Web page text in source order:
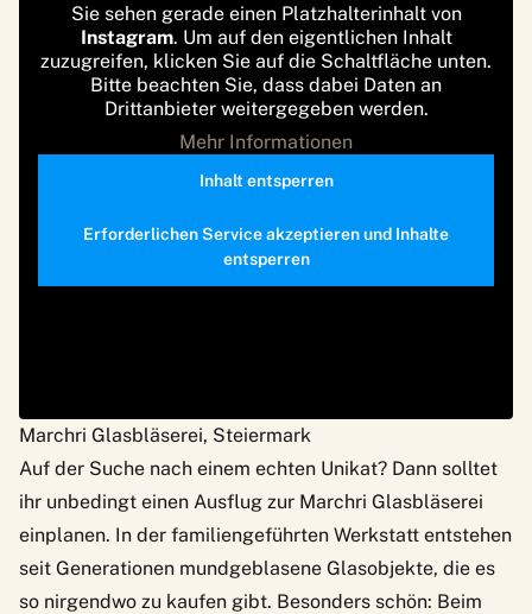
Sie sehen gerade einen Platzhalterinhalt von
Instagram. Um auf den eigentlichen Inhalt
zuzugreifen, klicken Sie auf die Schaltfläche unten.
Bitte beachten Sie, dass dabei Daten an
Drittanbieter weitergegeben werden.
Mehr Informationen
Inhalt entsperren
Erforderlichen Service akzeptieren und Inhalte
entsperren
Marchri Glasbläserei, Steiermark
Auf der Suche nach einem echten Unikat? Dann solltet
ihr unbedingt einen Ausflug zur Marchri Glasbläserei
einplanen. In der familiengeführten Werkstatt entstehen
seit Generationen mundgeblasene Glasobjekte, die es
so nirgendwo zu kaufen gibt. Besonders schön: Beim